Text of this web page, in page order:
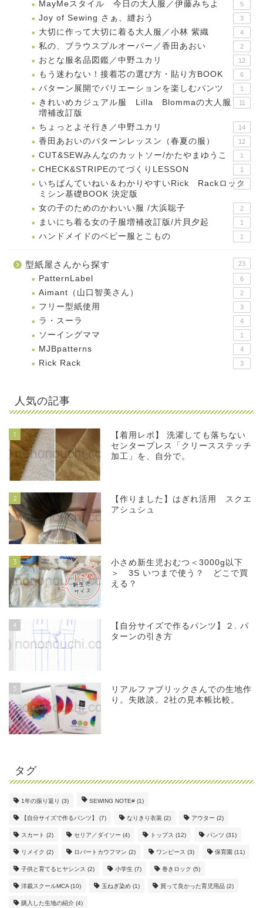
MayMeスタイル 今日の大人服／伊藤みちよ 5
Joy of Sewing さぁ、縫おう 3
大切に作って大切に着る大人服／小林 紫織 4
私の、ブラウスプルオーバー／香田あおい 2
おとな服名品図鑑／中野ユカリ 12
もう迷わない！接着芯の選び方・貼り方BOOK 6
パターン展開でバリエーションを楽しむパンツ 1
きれいめカジュアル服 Lilla Blommaの大人服
増補改訂版
11
ちょっとよそ行き／中野ユカリ 14
香田あおいのパターンレッスン（春夏の服） 12
CUT&SEWみんなのカットソー/かたやまゆうこ 1
CHECK&STRIPEのてづくりLESSON 1
いちばんていねい＆わかりやすいRick Rackロック
ミシン基礎BOOK 決定版
5
女の子のためのかわいい服 /大浜聡子 2
まいにち着る女の子服増補改訂版/片貝夕起 1
ハンドメイドのベビー服とこもの 1
型紙屋さんから探す 23
PatternLabel 6
Aimant（山口智美さん） 2
フリー型紙使用 3
ラ・スーラ 4
ソーイングママ 1
MJBpatterns 4
Rick Rack 3
人気の記事
1
【着用レポ】 洗濯しても落ちない
センタープレス「クリースステッチ
加工」を、自分で。
2
【作りました】はぎれ活用 スクエ
アシュシュ
3
小さめ新生児おむつ＜3000g以下
＞ 3S いつまで使う？ どこで買
える？
4
【自分サイズで作るパンツ】２. パ
ターンの引き方
5
リアルファブリックさんでの生地作
り。失敗談。2社の見本帳比較。
タグ
1年の振り返り (3) SEWING NOTE# (1)
【自分サイズで作るパンツ】 (7) なりきり衣装 (2) アウター (2)
スカート (2) セリア／ダイソー (4) トップス (12) パンツ (31)
リメイク (2) ロバートカウフマン (2) ワンピース (3) 保育園 (11)
子供と育てるヒヤシンス (2) 小学生 (7) 巻きロック (5)
洋裁スクールMCA (10) 玉ねぎ染め (1) 買って良かった育児用品 (2)
購入した生地の紹介 (4)